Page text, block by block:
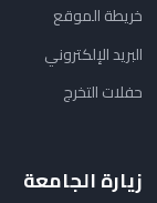
خريطة الموقع
البريد الإلكتروني
حفلات التخرج
زيارة الجامعة